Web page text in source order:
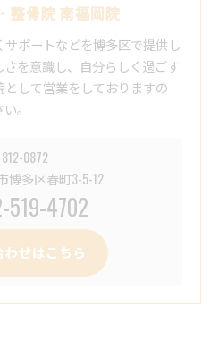
整骨院 南福岡院
ポートなどを博多区で提供し
を意識し、自分らしく過ごす
して営業をしておりますの
。
0872
博多区春町3-5-12
519-4702
わせはこちら